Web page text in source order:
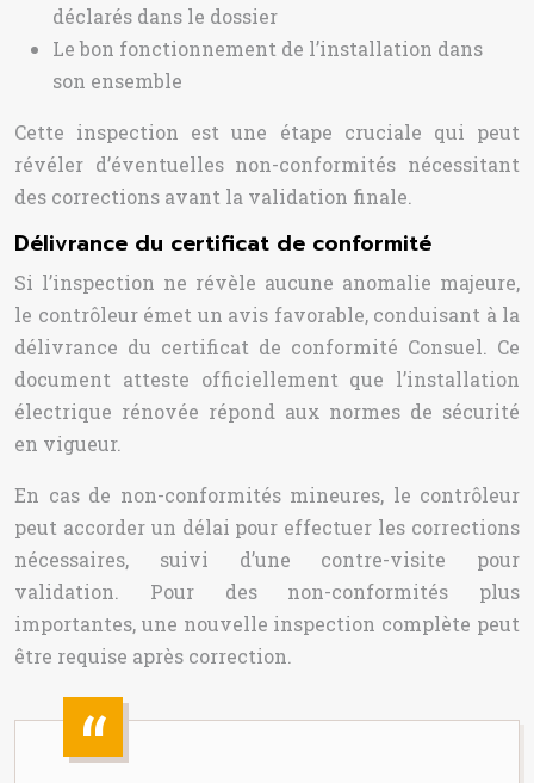
déclarés dans le dossier
Le bon fonctionnement de l’installation dans
son ensemble
Cette inspection est une étape cruciale qui peut
révéler d’éventuelles non-conformités nécessitant
des corrections avant la validation finale.
Délivrance du certificat de conformité
Si l’inspection ne révèle aucune anomalie majeure,
le contrôleur émet un avis favorable, conduisant à la
délivrance du certificat de conformité Consuel. Ce
document atteste officiellement que l’installation
électrique rénovée répond aux normes de sécurité
en vigueur.
En cas de non-conformités mineures, le contrôleur
peut accorder un délai pour effectuer les corrections
nécessaires, suivi d’une contre-visite pour
validation. Pour des non-conformités plus
importantes, une nouvelle inspection complète peut
être requise après correction.